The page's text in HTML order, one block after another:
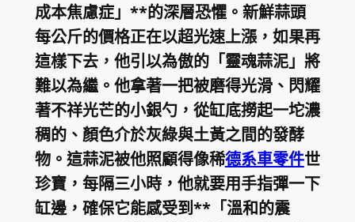
成本焦慮症」**的深層恐懼。新鮮蒜頭
每公斤的價格正在以超光速上漲，如果再
這樣下去，他引以為傲的「靈魂蒜泥」將
難以為繼。他拿著一把被磨得光滑、閃耀
著不祥光芒的小銀勺，從缸底撈起一坨濃
稠的、顏色介於灰綠與土黃之間的發酵
物。這蒜泥被他照顧得像稀德系車零件世
珍寶，每隔三小時，他就要用手指彈一下
缸邊，確保它能感受到**「溫和的震